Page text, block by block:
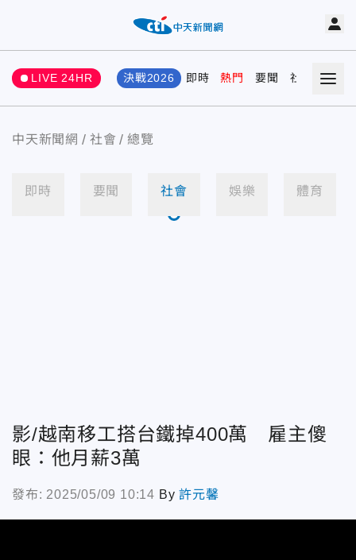
LIVE 24HR 決戰2026 即時 熱門 要聞 社會 娛樂
中天新聞網 社會 總覽
即時 要聞 社會 娛樂 體育
影/越南移工搭台鐵掉400萬 雇主傻
眼：他月薪3萬
發布: 2025/05/09 10:14 By許元馨